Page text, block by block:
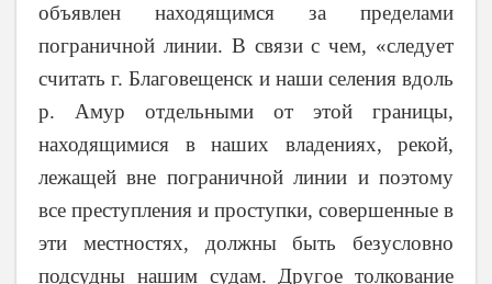
объявлен находящимся за пределами
пограничной линии. В связи с чем, «следует
считать г. Благовещенск и наши селения вдоль
р. Амур отдельными от этой границы,
находящимися в наших владениях, рекой,
лежащей вне пограничной линии и поэтому
все преступления и проступки, совершенные в
эти местностях, должны быть безусловно
подсудны нашим судам. Другое толкование